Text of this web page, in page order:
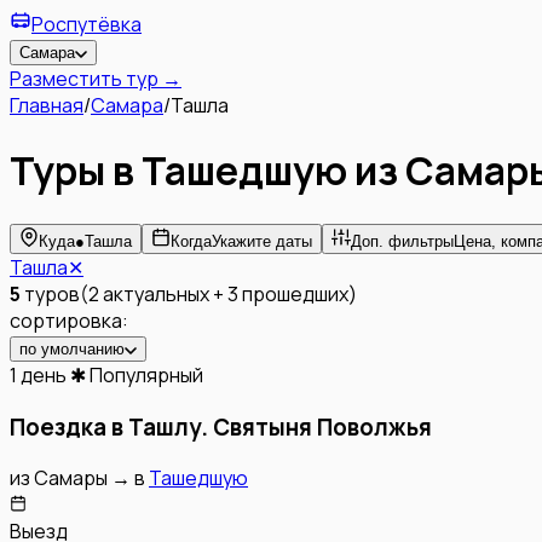
Роспутёвка
Самара
Разместить тур →
Главная/Самара/Ташла
Туры в Ташедшую из
Куда●Ташла КогдаУкажите даты Доп. фильтры Цена,
Ташла✕
5 туров(2актуальных+3прошедших)
сортировка:
по умолчанию
1 день ✱ Популярный
Поездка в Ташлу. Святыня Поволжья
изСамары → в Ташедшую
Выезд